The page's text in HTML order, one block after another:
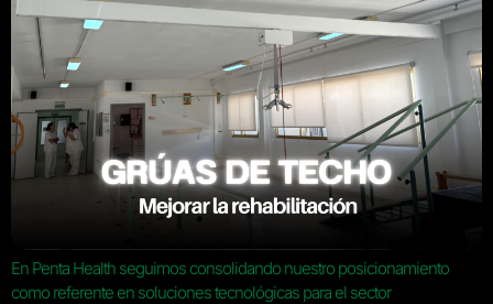
En Penta Health seguimos consolidando nuestro posicionamiento
como referente en soluciones tecnológicas para el sector